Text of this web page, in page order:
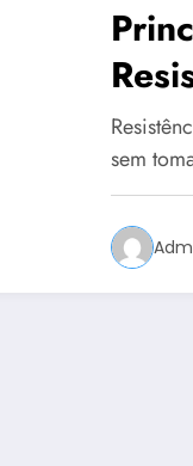
sem